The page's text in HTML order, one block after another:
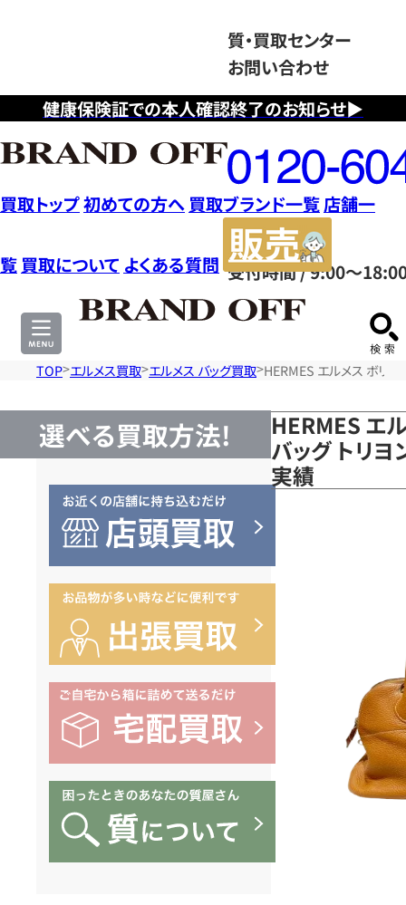
健康保険証での本人確認終了のお知らせ▶
質・買取センター
お問い合わせ
フ
リ
ー
ダ
イ
ヤ
ル
0120604117
受付時間 / 9:00～
買取トップ初めての方へ 買取ブランド一覧店舗一
覧 買取について よくある質問
サ
TOP エルメス買取 エルメス バッグ買取 HERMES エルメス ボリ
選べる買取方法!
HERMES エ
バッグ トリヨ
実績